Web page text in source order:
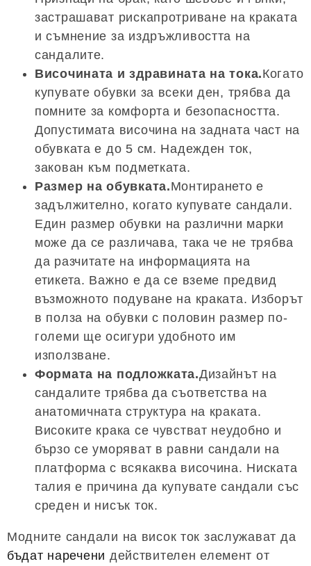
застрашават рискапротриване на краката
и съмнение за издръжливостта на
сандалите.
Височината и здравината на тока.Когато
купувате обувки за всеки ден, трябва да
помните за комфорта и безопасността.
Допустимата височина на задната част на
обувката е до 5 см. Надежден ток,
закован към подметката.
Размер на обувката.Монтирането е
задължително, когато купувате сандали.
Един размер обувки на различни марки
може да се различава, така че не трябва
да разчитате на информацията на
етикета. Важно е да се вземе предвид
възможното подуване на краката. Изборът
в полза на обувки с половин размер по-
големи ще осигури удобното им
използване.
Формата на подложката.Дизайнът на
сандалите трябва да съответства на
анатомичната структура на краката.
Високите крака се чувстват неудобно и
бързо се уморяват в равни сандали на
платформа с всякаква височина. Ниската
талия е причина да купувате сандали със
среден и нисък ток.
Модните сандали на висок ток заслужават да
бъдат наречени действителен елемент от